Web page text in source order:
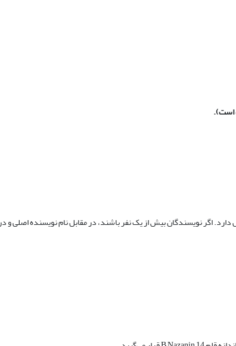
است).
اگر نویسندگان بیش از یک نفر باشند، در مقابل نام نویسنده اصلی و